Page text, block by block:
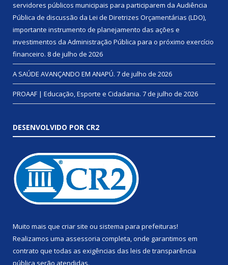
servidores públicos municipais para participarem da Audiência
Pública de discussão da Lei de Diretrizes Orçamentárias (LDO),
importante instrumento de planejamento das ações e
investimentos da Administração Pública para o próximo exercício
financeiro. 8 de julho de 2026
A SAÚDE AVANÇANDO EM ANAPÚ. 7 de julho de 2026
PROAAF | Educação, Esporte e Cidadania. 7 de julho de 2026
DESENVOLVIDO POR CR2
Muito mais que criar site ou sistema para prefeituras!
Realizamos uma assessoria completa, onde garantimos em
contrato que todas as exigências das leis de transparência
pública serão atendidas.